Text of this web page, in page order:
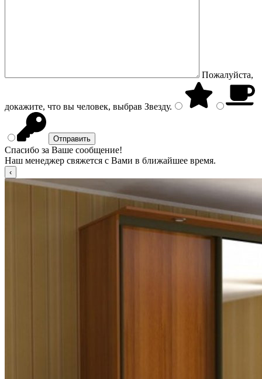
Пожалуйста,
докажите, что вы человек, выбрав Звезду.
Спасибо за Ваше сообщение!
Наш менеджер свяжется с Вами в ближайшее время.